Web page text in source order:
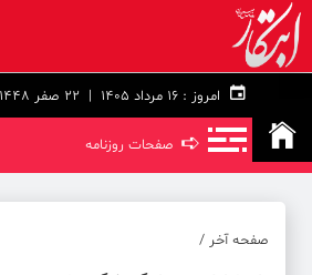
امروز : 22 صفر 1448
➪ صفحات روزنامه
صفحه آخر /